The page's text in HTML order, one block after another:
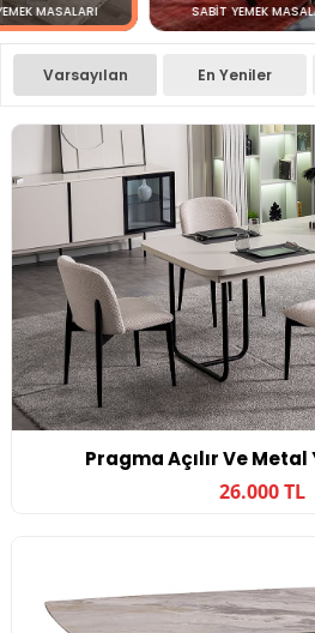
MASALARI SABIT YEMEK
Varsayılan En Yeniler
Pragma Açılır Ve Metal
26.000 TL